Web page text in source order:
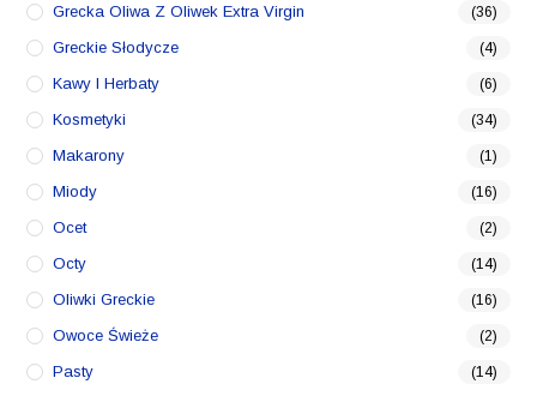
Grecka Oliwa Z Oliwek Extra Virgin (36)
Greckie Słodycze (4)
Kawy I Herbaty (6)
Kosmetyki (34)
Makarony (1)
Miody (16)
Ocet (2)
Octy (14)
Oliwki Greckie (16)
Owoce Świeże (2)
Pasty (14)